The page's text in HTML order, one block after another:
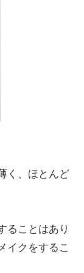
く、ほとんど
ることはあり
イクをするこ